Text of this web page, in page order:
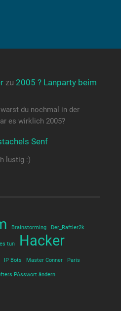
zu 2005 ? Lanparty beim
du nochmal in der
es wirklich 2005?
Senf
lustig :)
Brainstorming Der_Raftler2k
tun
Hacker
IP Bots Master Conner Paris
PAsswort ändern